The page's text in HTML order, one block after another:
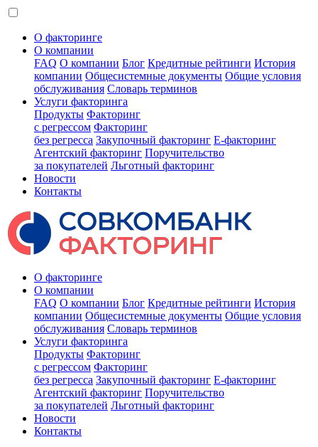
О факторинге
О компании
FAQ О компании Блог Кредитные рейтинги История
компании Общесистемные документы Общие условия
обслуживания Словарь терминов
Услуги факторинга
Продукты Факторинг
с регрессом Факторинг
без регресса Закупочный факторинг E-факторинг
Агентский факторинг Поручительство
за покупателей Льготный факторинг
Новости
Контакты
О факторинге
О компании
FAQ О компании Блог Кредитные рейтинги История
компании Общесистемные документы Общие условия
обслуживания Словарь терминов
Услуги факторинга
Продукты Факторинг
с регрессом Факторинг
без регресса Закупочный факторинг E-факторинг
Агентский факторинг Поручительство
за покупателей Льготный факторинг
Новости
Контакты